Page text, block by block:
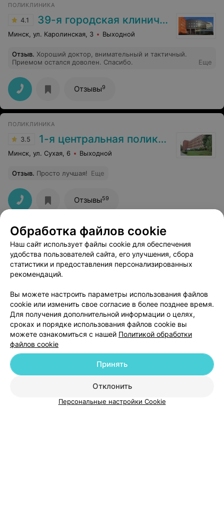
ПОЛИКЛИНИКА
4.1 39-я городская клиническая поликлиника
Минск, ул. Каролинская, 3 Выходной
Отзыв. Хороший доктор, внимательный и тактичный.
Приемом остался доволен. Спасибо.
Еще
Отзывы9
ПОЛИКЛИНИКА
3.5 1-я центральная поликлиника
Минск, ул. Сухая, 6 Выходной
Отзыв. Просто лучшая! Еще
Отзывы59
Добавить компанию
Обработка файлов cookie
Наш сайт использует файлы cookie для обеспечения
удобства пользователей сайта, его улучшения, сбора
статистики и предоставления персонализированных
рекомендаций.
Вы можете настроить параметры использования файлов
cookie или изменить свое согласие в более позднее время.
Для получения дополнительной информации о целях,
сроках и порядке использования файлов cookie вы
можете ознакомиться с нашей Политикой обработки
файлов cookie
Отклонить
Принять
Персональные настройки Cookie